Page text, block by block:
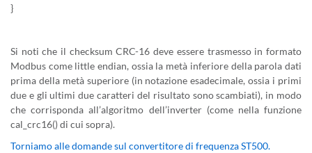
}
Si noti che il checksum CRC-16 deve essere trasmesso in formato
Modbus come little endian, ossia la metà inferiore della parola dati
prima della metà superiore (in notazione esadecimale, ossia i primi
due e gli ultimi due caratteri del risultato sono scambiati), in modo
che corrisponda all’algoritmo dell’inverter (come nella funzione
cal_crc16() di cui sopra).
Torniamo alle domande sul convertitore di frequenza ST500.